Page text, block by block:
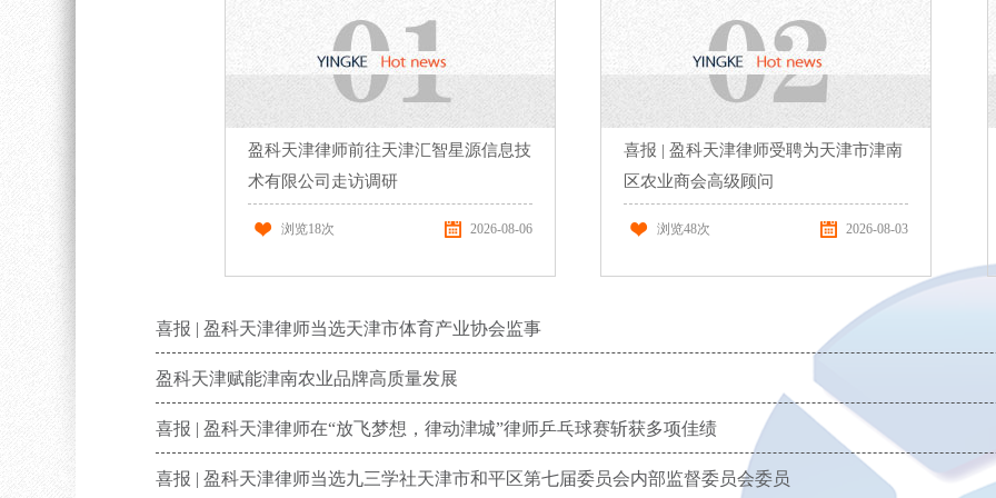
盈科天津律师前往天津汇智星源信息技
术有限公司走访调研
浏览18次 2026-08-06
喜报 | 盈科天津律师受聘为天津市津南
区农业商会高级顾问
浏览48次 2026-08-03
喜报 | 盈科天津律师当选天津市体育产业协会监事
盈科天津赋能津南农业品牌高质量发展
喜报 | 盈科天津律师在“放飞梦想，律动津城”律师乒乓球赛斩获多项佳绩
喜报 | 盈科天津律师当选九三学社天津市和平区第七届委员会内部监督委员会委员